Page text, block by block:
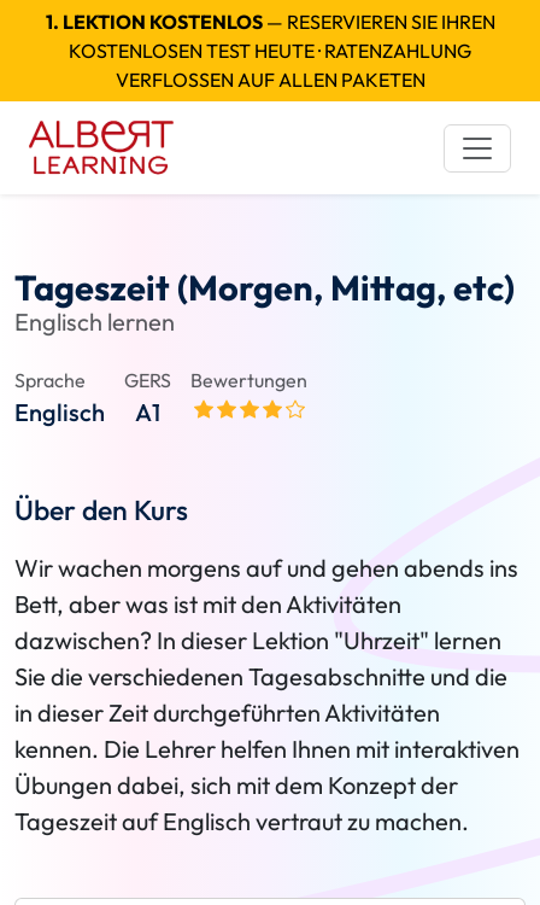
1. LEKTION KOSTENLOS— RESERVIEREN SIE IHREN
KOSTENLOSEN TEST HEUTE · RATENZAHLUNG
VERFLOSSEN AUF ALLEN PAKETEN
Tageszeit (Morgen, Mittag, etc)
Englisch lernen
Sprache
Englisch
GERS
A1
Bewertungen
Über den Kurs
Wir wachen morgens auf und gehen abends ins
Bett, aber was ist mit den Aktivitäten
dazwischen? In dieser Lektion "Uhrzeit" lernen
Sie die verschiedenen Tagesabschnitte und die
in dieser Zeit durchgeführten Aktivitäten
kennen. Die Lehrer helfen Ihnen mit interaktiven
Übungen dabei, sich mit dem Konzept der
Tageszeit auf Englisch vertraut zu machen.